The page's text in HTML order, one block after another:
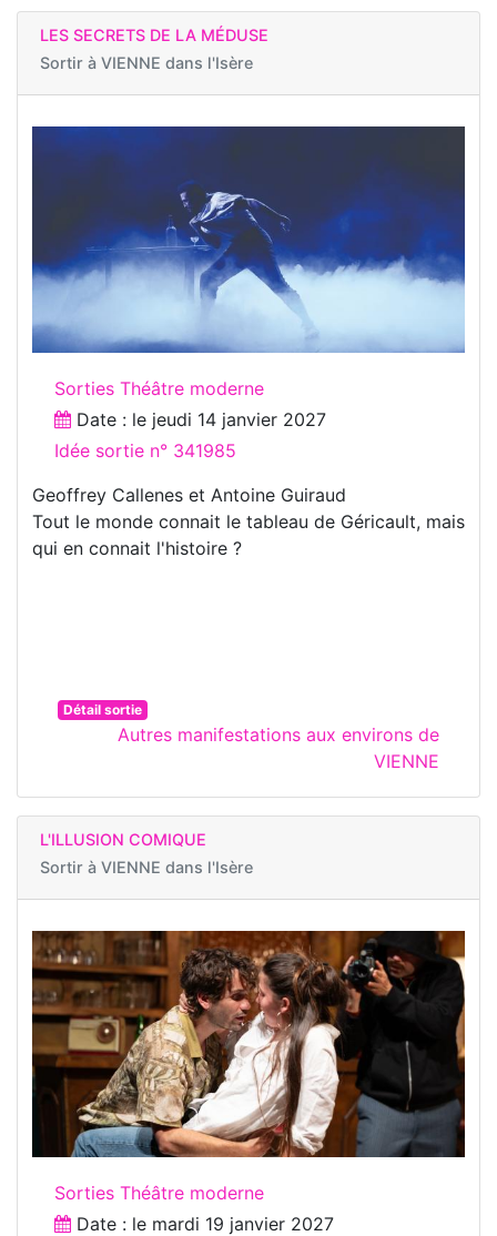
LES SECRETS DE LA MÉDUSE
Sortir à VIENNE dans l'Isère
Sorties Théâtre moderne
Date : le jeudi 14 janvier 2027
Idée sortie n° 341985
Geoffrey Callenes et Antoine Guiraud
Tout le monde connait le tableau de Géricault, mais
qui en connait l'histoire ?
Détail sortie
Autres manifestations aux environs de
VIENNE
L'ILLUSION COMIQUE
Sortir à VIENNE dans l'Isère
Sorties Théâtre moderne
Date : le mardi 19 janvier 2027